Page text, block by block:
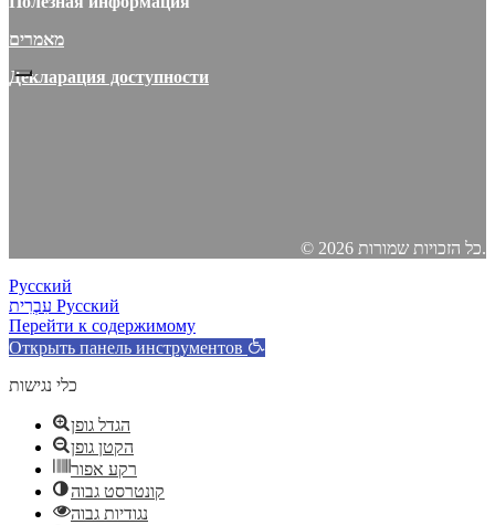
מאמרים
Декларация доступности
© 2026 כל הזכויות שמורות.
Русский
Русский
Перейти к содержимому
Открыть панель инструментов
כלי נגישות
הגדל גופן
הקטן גופן
רקע אפור
קונטרסט גבוה
נגודיות גבוה